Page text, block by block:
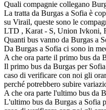
Quali compagnie collegano
La tratta da Burgas a Sofia è
su Virail, queste sono le
LTD , Karat - S, Union Ivkoni,
Quanti bus vanno da Burgas a
Da Burgas a Sofia ci sono in
A che ora parte il primo bus da
Il primo bus da Burgas per
caso di verificare con noi gli
perché potrebbero subire
A che ora parte l'ultimo bus da
L'ultimo bus da Burgas a Sofia